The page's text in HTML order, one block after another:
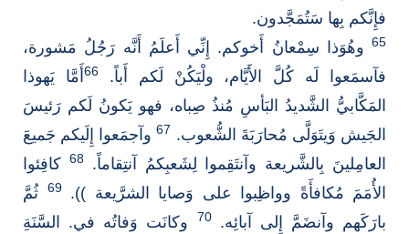
فإِنَّكم بِها سَتُمَجَّدون.
65 وهُوَذا سِمْعانُ أَخوكم. إِنِّي أَعلَمُ أَنَّه رَجُلُ مَشورة،
فآسمَعوا لَه كُلَّ الأَيَّام، ولْيَكُنْ لَكم أَباً.66أَمَّا يَهوذا
المَكَّابيُّ الشَّديدُ البَأسِ مُنذُ صِباه، فهو يَكونُ لَكم رَئيسَ
الجَيش وَيتَوَلَّى مُحارَبَةَ الشُّعوب. 67وآجمَعوا إِلَيكم جَميعَ
العامِلينَ بِالشَّريعة وآنتَقِموا لِشَعبِكمُ آنتِقاماً.68 كافِئوا
الأُمَمَ مُكافأَةً وواظِبوا على وَصايا الشرَّيعة )).69
ثُمَّ
بارَكَهم وآنضَمَّ إِلى آبائِه.70
وكانَت وَفاتُه في. السَّنَةِ